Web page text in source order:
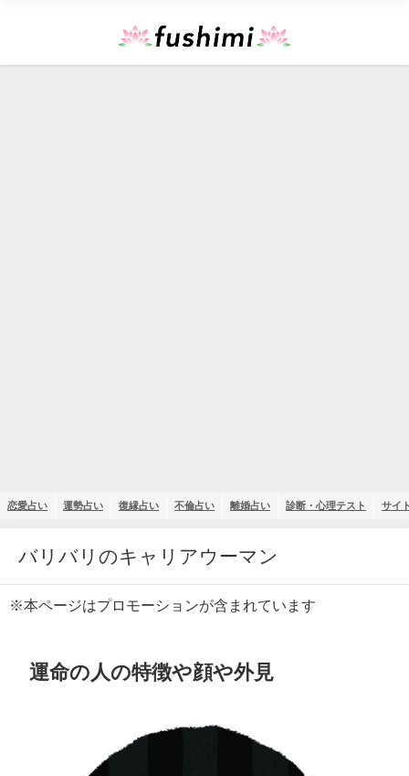
恋愛占い 運勢占い 復縁占い 不倫占い 離婚占い 診断・心理テスト サイ
バリバリのキャリアウーマン
※本ページはプロモーションが含まれています
運命の人の特徴や顔や外見